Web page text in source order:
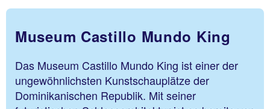
Museum Castillo Mundo King
Das Museum Castillo Mundo King ist einer der
ungewöhnlichsten Kunstschauplätze der
Dominikanischen Republik. Mit seiner